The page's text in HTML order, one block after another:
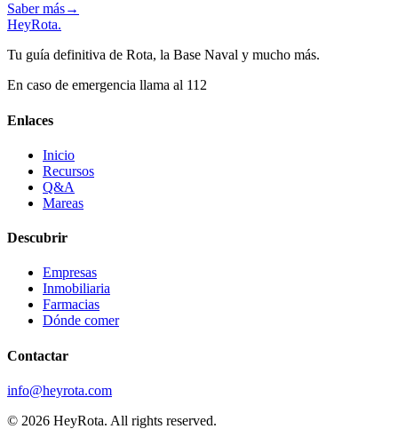
Saber más→
HeyRota.
Tu guía definitiva de Rota, la Base Naval y mucho más.
En caso de emergencia llama al 112
Enlaces
Inicio
Recursos
Q&A
Mareas
Descubrir
Empresas
Inmobiliaria
Farmacias
Dónde comer
Contactar
info@heyrota.com
© 2026 HeyRota. All rights reserved.